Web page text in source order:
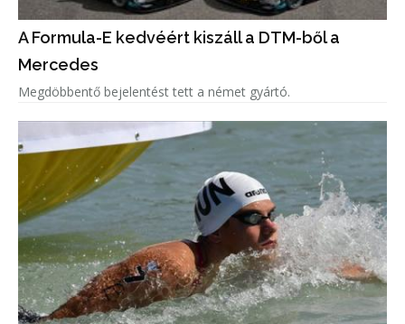
A Formula-E kedvéért kiszáll a DTM-ből a
Mercedes
Megdöbbentő bejelentést tett a német gyártó.